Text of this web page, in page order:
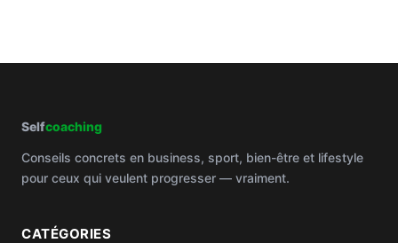
Selfcoaching
Conseils concrets en business, sport, bien-être et lifestyle
pour ceux qui veulent progresser — vraiment.
CATÉGORIES